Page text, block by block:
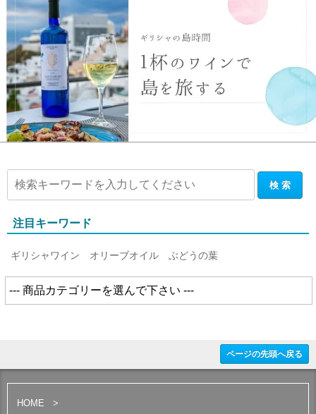
注目キーワード
ギリシャワイン オリーブオイル ぶどうの葉
ページの先頭へ戻る
HOME